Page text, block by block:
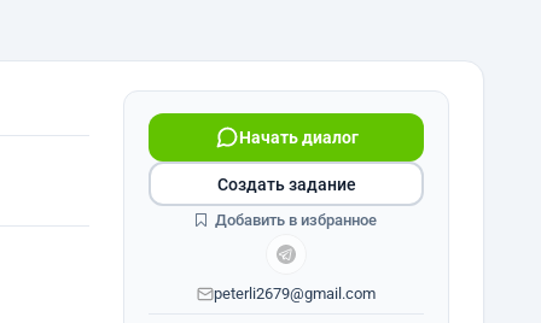
Начать диалог
peterli2679@gmail.com
Создать задание
Добавить в избранное